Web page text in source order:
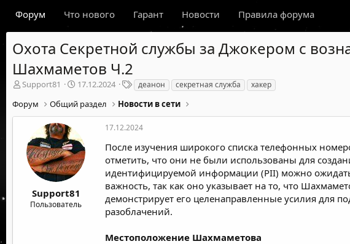
Форум Что нового Гарант Новости Правила форума
Охота Секретной службы за Джокером с
Шахмаметов Ч.2
А
т
о
м
Support81
Д
т
а
а
ч
а
л
17.12.2024
Т
е
г
и
деанон секретная служба хакер
Форум Общий раздел Новости в сети
Support81
Пользователь
17.12.2024
После изучения широкого списка телефонных
отметить, что они не были использованы для
идентифицируемой информации (PII) можно
важность, так как оно указывает на то, что
демонстрирует его целенаправленные усилия для
разоблачений.
Местоположение Шахмаметова